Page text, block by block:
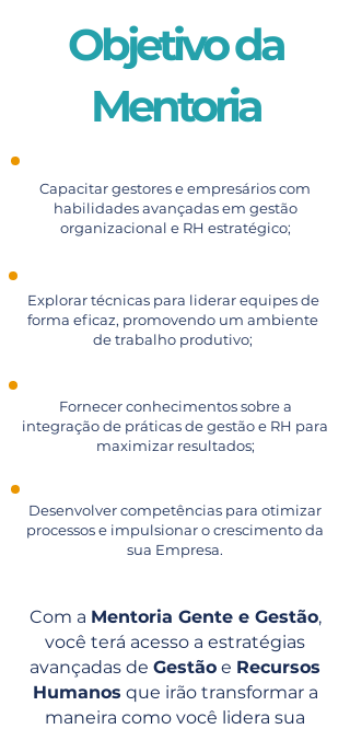
Objetivo da
Mentoria
Capacitar gestores e empresários com
habilidades avançadas em gestão
organizacional e RH estratégico;
Explorar técnicas para liderar equipes de
forma eficaz, promovendo um ambiente
de trabalho produtivo;
Fornecer conhecimentos sobre a
integração de práticas de gestão e RH para
maximizar resultados;
Desenvolver competências para otimizar
processos e impulsionar o crescimento da
sua Empresa.
Com a Mentoria Gente e Gestão,
você terá acesso a estratégias
avançadas de Gestão e Recursos
Humanos que irão transformar a
maneira como você lidera sua